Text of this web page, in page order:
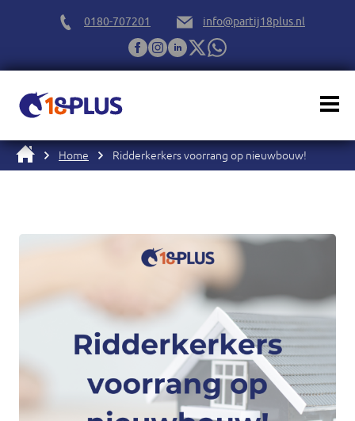
0180-707201 info@partij18plus.nl
Home Ridderkerkers voorrang op nieuwbouw!